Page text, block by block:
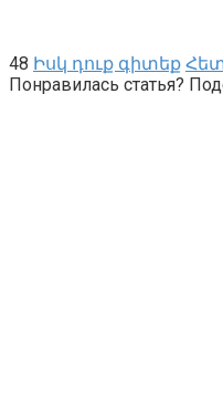
48 Իսկ դուք գիտեք
Понравилась статья?